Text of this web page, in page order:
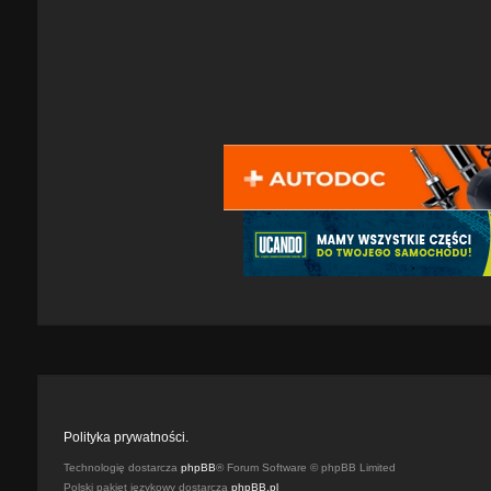
Polityka prywatności.
Technologię dostarcza phpBB® Forum Software © phpBB Limited
Polski pakiet językowy dostarcza phpBB.pl